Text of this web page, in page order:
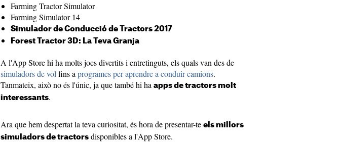
Farming Tractor Simulator
Farming Simulator 14
Simulador de Conducció de Tractors 2017
Forest Tractor 3D: La Teva Granja
A l'App Store hi ha molts jocs divertits i entretinguts, els quals van des de
simuladors de vol fins a programes per aprendre a conduir camions.
Tanmateix, això no és l'únic, ja que també hi ha apps de tractors molt
interessants.
Ara que hem despertat la teva curiositat, és hora de presentar-te els millors
simuladors de tractors disponibles a l'App Store.